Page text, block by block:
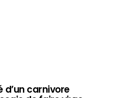
d’un carnivore